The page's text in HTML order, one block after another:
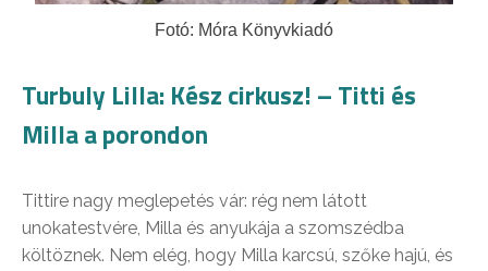
Fotó: Móra Könyvkiadó
Turbuly Lilla: Kész cirkusz! – Titti és
Milla a porondon
Tittire nagy meglepetés vár: rég nem látott
unokatestvére, Milla és anyukája a szomszédba
költöznek. Nem elég, hogy Milla karcsú, szőke hajú, és